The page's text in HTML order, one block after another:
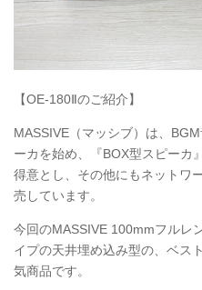
【OE-180Ⅱのご紹介】
MASSIVE（マッシブ）は、
ーカを始め、『BOX型スピーカ
得意とし、その他にもネットワ
売しています。
今回のMASSIVE 100mmフルレ
イプの天井埋め込み型の、ベス
気商品です。